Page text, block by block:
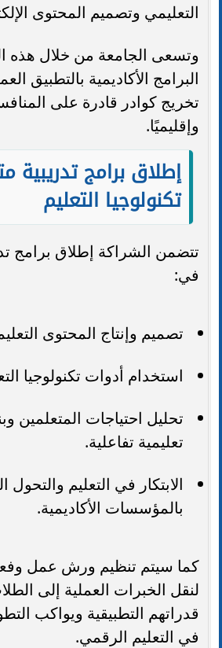
التعليمي وتصميم المحتوى
وتسعى الجامعة من خلال هذه
البرامج الأكاديمية بالتطبيق
تخريج كوادر قادرة على
وإقليميًا.
إطلاق برامج
تكنولوجيا التعليم
تتضمن الشراكة إطلاق برامج
في:
تصميم وإنتاج المحتوى
استخدام أدوات تكنولوجيا
تحليل احتياجات المتعلمين
تعليمية تفاعلية.
الابتكار في التعليم والتحول
بالمؤسسات الأكاديمية.
كما سيتم تنظيم ورش عمل
لنقل الخبرات العملية إلى
قدراتهم التطبيقية ويواكب
في التعليم الرقمي.